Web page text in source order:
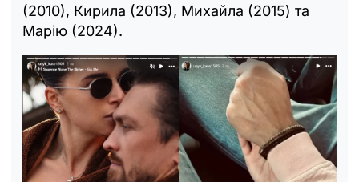
(2010), Кирила (2013), Михайла (2015) та
Марію (2024).